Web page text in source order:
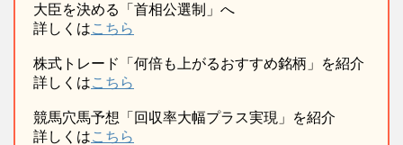
大臣を決める「首相公選制」へ
詳しくはこちら
株式トレード「何倍も上がるおすすめ銘柄」を紹介
詳しくはこちら
競馬穴馬予想「回収率大幅プラス実現」を紹介
詳しくはこちら